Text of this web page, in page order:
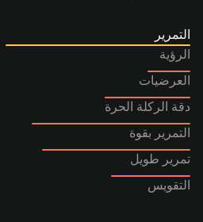
التمرير
الرؤية
العرضيات
دقة الركلة الحرة
التمرير بقوة
تمرير طويل
التقويس